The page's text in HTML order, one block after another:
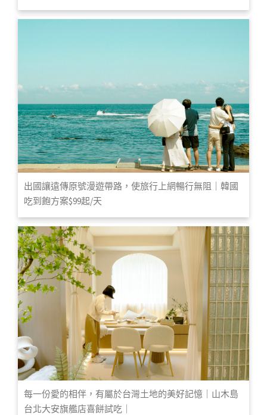
出國讓遠傳原號漫遊帶路，使旅行上網暢行無阻｜韓國
吃到飽方案$99起/天
每一份愛的相伴，有屬於台灣土地的美好記憶｜山木島
台北大安旗艦店喜餅試吃｜